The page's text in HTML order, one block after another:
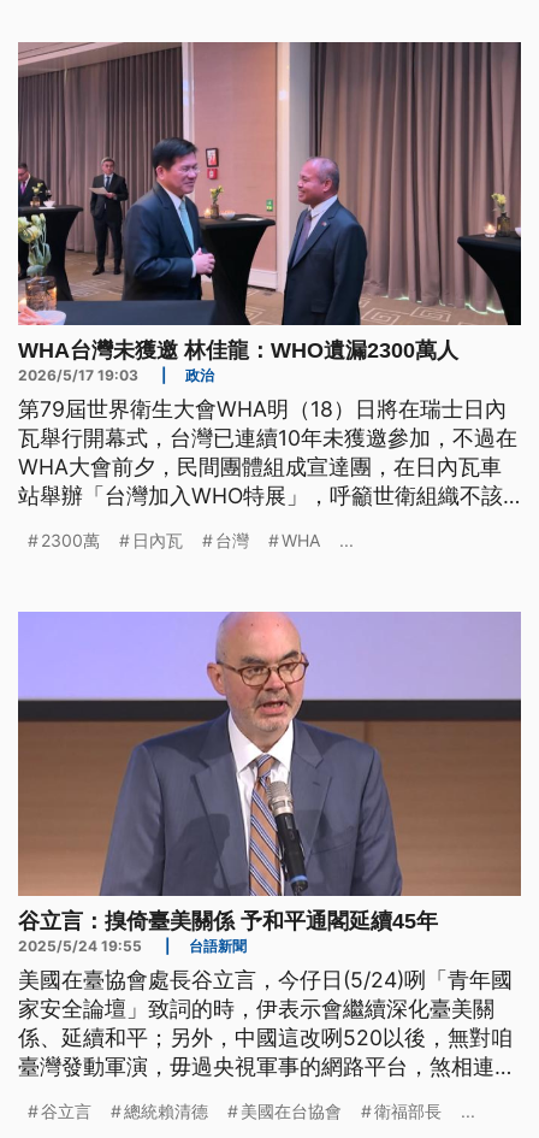
WHA台灣未獲邀 林佳龍：WHO遺漏2300萬人
2026/5/17 19:03 政治
第79屆世界衛生大會WHA明（18）日將在瑞士日內
瓦舉行開幕式，台灣已連續10年未獲邀參加，不過在
WHA大會前夕，民間團體組成宣達團，在日內瓦車
站舉辦「台灣加入WHO特展」，呼籲世衛組織不該
作，將在WHA會議期間，舉辦「台灣智慧醫療與健
石崇良與外交部長林佳龍均已抵達日內瓦，也創下外
交部長在WHA期間赴日內瓦的首例。
2300萬 日內瓦 台灣 WHA ...
谷立言：搝倚臺美關係 予和平通閣延續45年
2025/5/24 19:55 台語新聞
美國在臺協會處長谷立言，今仔日(5/24)咧「青年國
家安全論壇」致詞的時，伊表示會繼續深化臺美關
係、延續和平；另外，中國這改咧520以後，無對咱
臺灣發動軍演，毋過央視軍事的網路平台，煞相連紲
咧利用認知作戰，對臺灣發出警告。（新聞標題、導
谷立言 總統賴清德 美國在台協會 衛福部長 ...